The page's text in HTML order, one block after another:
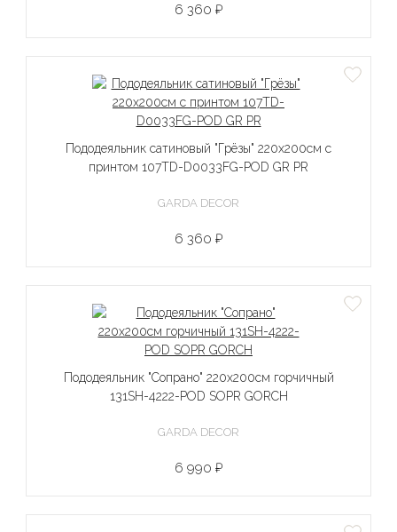
6 360 ₽
Пододеяльник сатиновый "Грёзы" 220х200см с
принтом 107TD-D0033FG-POD GR PR
GARDA DECOR
6 360 ₽
Пододеяльник "Сопрано" 220х200см горчичный
131SH-4222-POD SOPR GORCH
GARDA DECOR
6 990 ₽